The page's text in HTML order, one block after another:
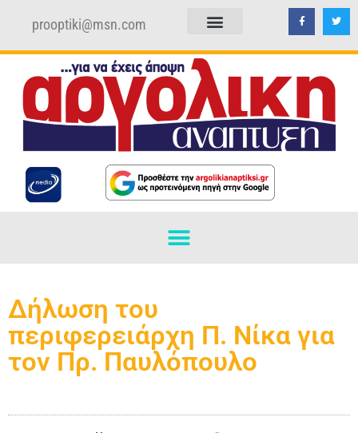
prooptiki@msn.com
Δήλωση του
περιφερειάρχη Π. Νίκα για
τον Πρ. Παυλόπουλο